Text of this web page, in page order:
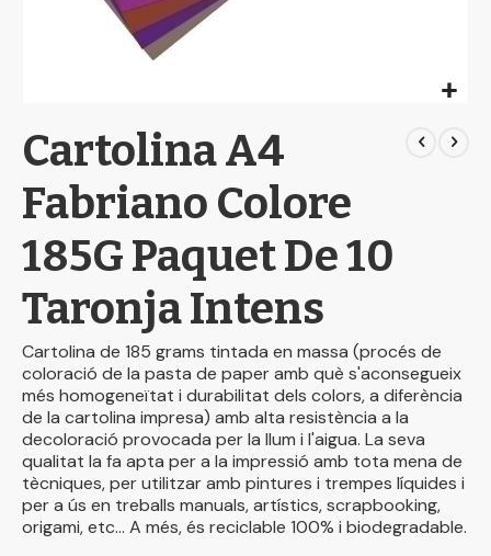
to
the
beginning
of
images
gallery
Cartolina A4
Fabriano Colore
185G Paquet De 10
Taronja Intens
Cartolina de 185 grams tintada en massa (procés de
coloració de la pasta de paper amb què s'aconsegueix
més homogeneïtat i durabilitat dels colors, a diferència
de la cartolina impresa) amb alta resistència a la
decoloració provocada per la llum i l'aigua. La seva
qualitat la fa apta per a la impressió amb tota mena de
tècniques, per utilitzar amb pintures i trempes líquides i
per a ús en treballs manuals, artístics, scrapbooking,
origami, etc... A més, és reciclable 100% i biodegradable.